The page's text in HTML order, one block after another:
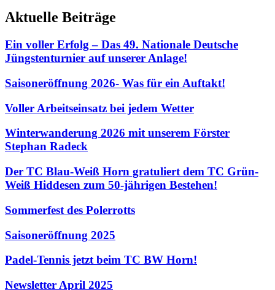
Aktuelle Beiträge
Ein voller Erfolg – Das 49. Nationale Deutsche
Jüngstenturnier auf unserer Anlage!
Saisoneröffnung 2026- Was für ein Auftakt!
Voller Arbeitseinsatz bei jedem Wetter
Winterwanderung 2026 mit unserem Förster
Stephan Radeck
Der TC Blau-Weiß Horn gratuliert dem TC Grün-
Weiß Hiddesen zum 50-jährigen Bestehen!
Sommerfest des Polerrotts
Saisoneröffnung 2025
Padel-Tennis jetzt beim TC BW Horn!
Newsletter April 2025